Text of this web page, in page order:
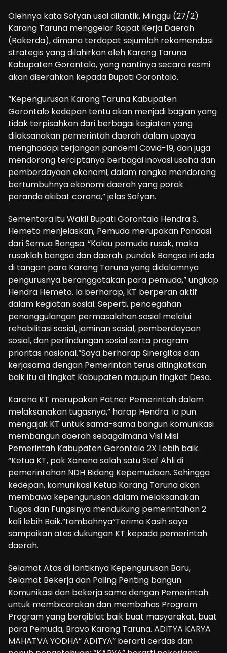
Olehnya kata Sofyan usai dilantik, Minggu (27/2)
Karang Taruna menggelar Rapat Kerja Daerah
(Rakerda), dimana terdapat sejumlah rekomendasi
strategis yang dilahirkan oleh Karang Taruna
Kabupaten Gorontalo, yang nantinya secara resmi
akan diserahkan kepada Bupati Gorontalo.
“Kepengurusan Karang Taruna Kabupaten
Gorontalo kedepan tentu akan menjadi bagian yang
tidak terpisahkan dari berbagai kegiatan yang
dilaksanakan pemerintah daerah dalam upaya
menghadapi terjangan pandemi Covid-19, dan juga
mendorong terciptanya berbagai inovasi usaha dan
pemberdayaan ekonomi, dalam rangka mendorong
bertumbuhnya ekonomi daerah yang porak
poranda akibat corona,” jelas Sofyan.
Sementara itu Wakil Bupati Gorontalo Hendra S.
Hemeto menjelaskan, Pemuda merupakan Pondasi
dari Semua Bangsa. “Kalau pemuda rusak, maka
rusaklah bangsa dan daerah. pundak Bangsa ini ada
di tangan para Karang Taruna yang didalamnya
pengurusnya beranggotakan para pemuda,” ungkap
Hendra Hemeto. Ia berharap, KT berperan aktif
dalam kegiatan sosial. Seperti, pencegahan
penanggulangan permasalahan sosial melalui
rehabilitasi sosial, jaminan sosial, pemberdayaan
sosial, dan perlindungan sosial serta program
prioritas nasional.“Saya berharap Sinergitas dan
kerjasama dengan Pemerintah terus ditingkatkan
baik itu di tingkat Kabupaten maupun tingkat Desa.
Karena KT merupakan Patner Pemerintah dalam
melaksanakan tugasnya,” harap Hendra. Ia pun
mengajak KT untuk sama-sama bangun komunikasi
membangun daerah sebagaimana Visi Misi
Pemerintah Kabupaten Gorontalo 2X Lebih baik.
“Ketua KT, pak Xanana salah satu Staf Ahli di
pemerintahan NDH Bidang Kepemudaan. Sehingga
kedepan, komunikasi Ketua Karang Taruna akan
membawa kepengurusan dalam melaksanakan
Tugas dan Fungsinya mendukung pemerintahan 2
kali lebih Baik.”tambahnya“Terima Kasih saya
sampaikan atas dukungan KT kepada pemerintah
daerah.
Selamat Atas di lantiknya Kepengurusan Baru,
Selamat Bekerja dan Paling Penting bangun
Komunikasi dan bekerja sama dengan Pemerintah
untuk membicarakan dan membahas Program
Program yang berqiblat baik buat masyarakat, buat
para Pemuda, Bravo Karang Taruna. ADITYA KARYA
MAHATVA YODHA” ADITYA” berarti cerdas dan